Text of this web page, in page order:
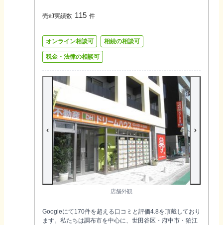
売却実績数 115 件
オンライン相談可 相続の相談可
税金・法律の相談可
店舗外観
Googleにて170件を超える口コミと評価4.8を頂戴しており
ます。私たちは調布市を中心に、世田谷区・府中市・狛江